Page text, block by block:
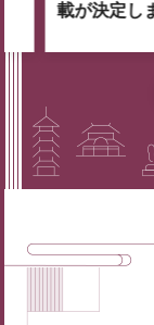
載が決定し